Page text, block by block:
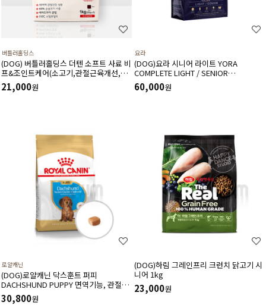
버틀러홀딩스
(DOG) 버틀러홀딩스 더텐 소프트 사료 비
프&조인트케어(소고기,관절근육개선,관
절건강)1kg
21,000원
요라
(DOG)요라 시니어 라이트 YORA
COMPLETE LIGHT / SENIOR
(2.5kg,6kg)풍부하고 균형잡힌 동애등에
유충 단백질사용, 노령견을 위한사료
60,000원
로얄캐닌
(DOG)로얄캐닌 닥스훈트 퍼피
DACHSHUND PUPPY 면역기능, 관절및
뼈 건강, 소화기능(1.5kg)
30,800원
(DOG)하림 그레인프리 크런치 닭고기 시
니어 1kg
23,000원